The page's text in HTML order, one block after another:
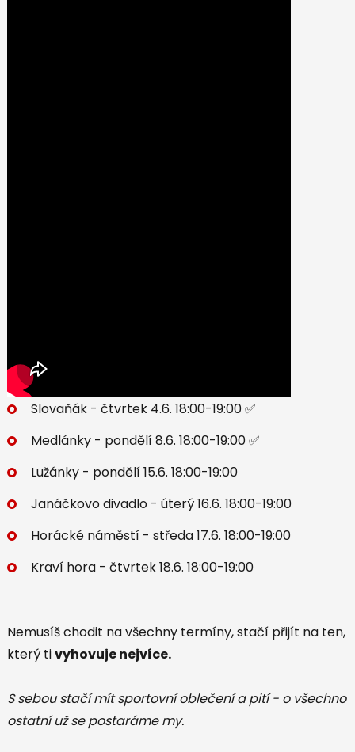
Slovaňák - čtvrtek 4.6. 18:00-19:00 ✅
Medlánky - pondělí 8.6. 18:00-19:00 ✅
Lužánky - pondělí 15.6. 18:00-19:00
Janáčkovo divadlo - úterý 16.6. 18:00-19:00
Horácké náměstí - středa 17.6. 18:00-19:00
Kraví hora - čtvrtek 18.6. 18:00-19:00
Nemusíš chodit na všechny termíny, stačí přijít na ten,
který tivyhovuje nejvíce.
S sebou stačí mít sportovní oblečení a pití - o všechno
ostatní už se postaráme my.